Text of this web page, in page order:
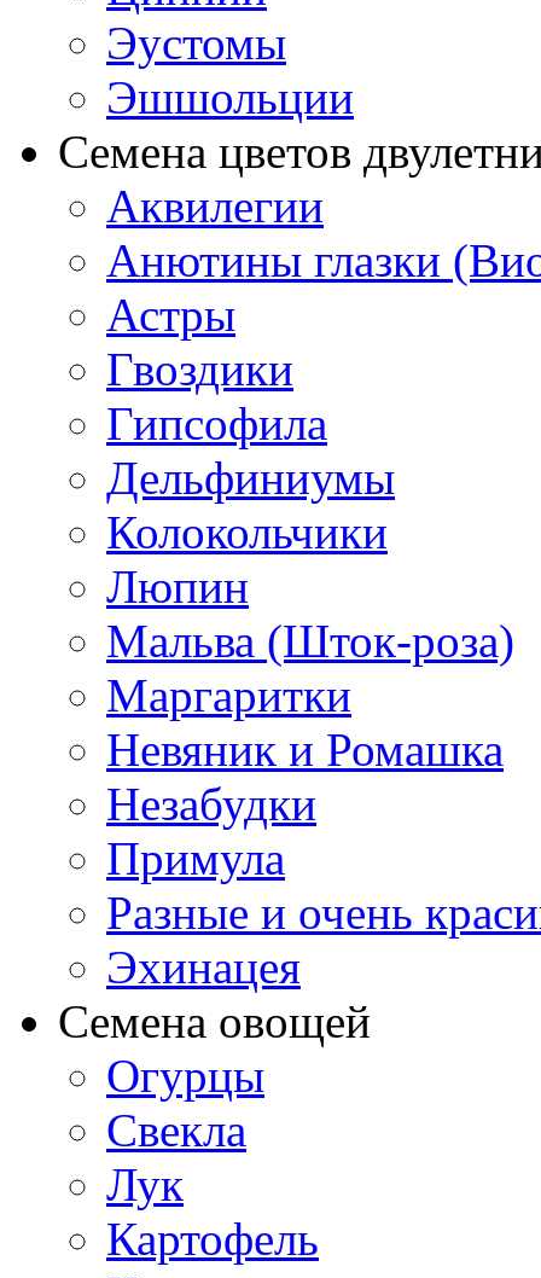
Эустомы
Эшшольции
Семена цветов
Аквилегии
Анютины глазки
Астры
Гвоздики
Гипсофила
Дельфиниумы
Колокольчики
Люпин
Мальва (Шток-роза)
Маргаритки
Невяник и Ромашка
Незабудки
Примула
Разные и очень
Эхинацея
Семена овощей
Огурцы
Свекла
Лук
Картофель